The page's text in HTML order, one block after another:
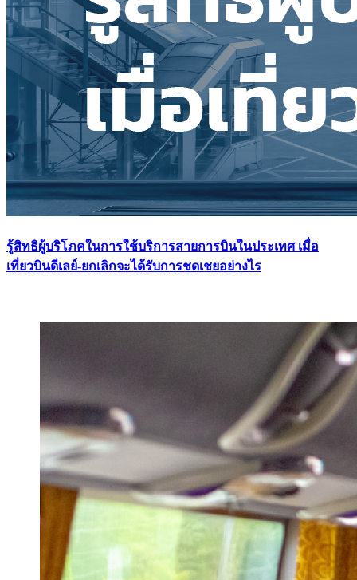
รู้สิทธิผู้บริโภคในการใช้บริการสายการบินในประเทศ เมื่อ
เที่ยวบินดีเลย์-ยกเลิกจะได้รับการชดเชยอย่างไร